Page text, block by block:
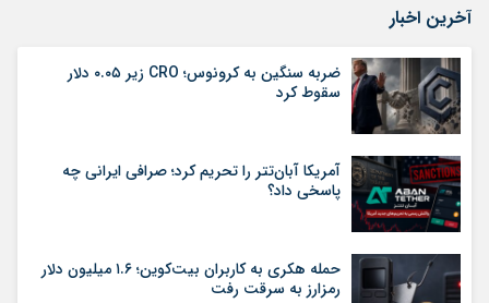
آخرین اخبار
ضربه سنگین به کرونوس؛ CRO زیر ۰.۰۵ دلار
سقوط کرد
آمریکا آبان‌تتر را تحریم کرد؛ صرافی ایرانی چه
پاسخی داد؟
حمله هکری به کاربران بیت‌کوین؛ ۱.۶ میلیون دلار
رمزارز به سرقت رفت